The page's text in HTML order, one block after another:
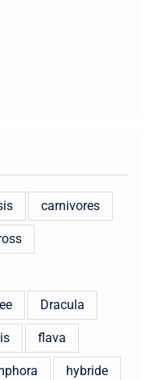
carnivores
Dracula
flava
hybride